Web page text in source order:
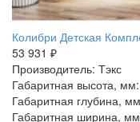
Колибри Детская
53 931 ₽
Производитель: Тэкс
Габаритная высота,
Габаритная глубина,
Габаритная ширина,